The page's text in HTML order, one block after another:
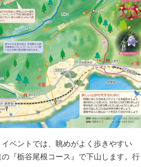
ベントでは、眺めがよく歩きやすい
『栃谷尾根コース』で下山します。行